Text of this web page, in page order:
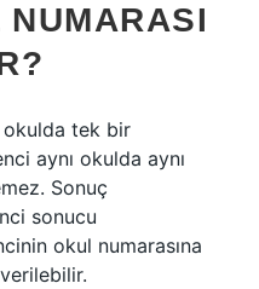
okulda tek bir
aynı okulda aynı
Sonuç
sonucu
okul numarasına